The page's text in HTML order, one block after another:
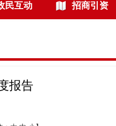
民互动 招商引资
报告